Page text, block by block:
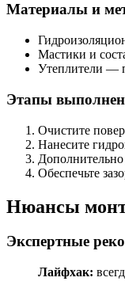
Материалы и
Мастики и
Утеплители —
Этапы
Очистите
Нанесите
Обеспечьте
Нюансы
Экспертные
Лайфхак: